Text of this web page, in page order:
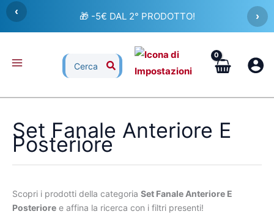
Vai
contenuto
‹ 🎁 -5€ DAL 2° PRODOTTO! ›
Ricerca
per:
Set Fanale Anteriore E
Posteriore
Scopri i prodotti della categoria Set Fanale Anteriore E
Posteriore e affina la ricerca con i filtri presenti!
in
base
recente